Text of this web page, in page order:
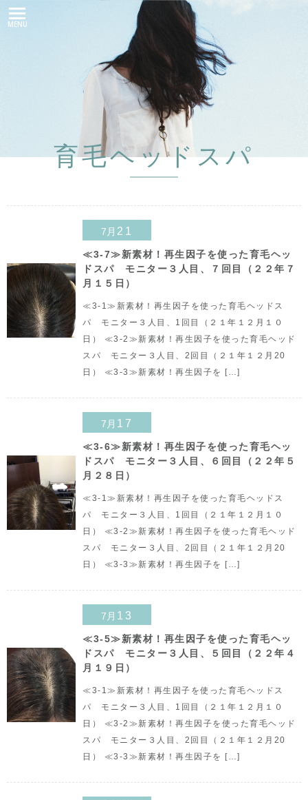
MENU
育毛ヘッドスパ
7月 21
≪3-7≫新素材！再生因子を使った育毛ヘッ
ドスパ モニター３人目、７回目（２２年７
月１５日）
≪3-1≫新素材！再生因子を使った育毛ヘッドス
パ モニター３人目、1回目（２１年１２月１０
日） ≪3-2≫新素材！再生因子を使った育毛ヘッド
スパ モニター３人目、2回目（２１年１２月20
日） ≪3-3≫新素材！再生因子を […]
7月 17
≪3-6≫新素材！再生因子を使った育毛ヘッ
ドスパ モニター３人目、６回目（２２年５
月２８日）
≪3-1≫新素材！再生因子を使った育毛ヘッドス
パ モニター３人目、1回目（２１年１２月１０
日） ≪3-2≫新素材！再生因子を使った育毛ヘッド
スパ モニター３人目、2回目（２１年１２月20
日） ≪3-3≫新素材！再生因子を […]
7月 13
≪3-5≫新素材！再生因子を使った育毛ヘッ
ドスパ モニター３人目、５回目（２２年４
月１９日）
≪3-1≫新素材！再生因子を使った育毛ヘッドス
パ モニター３人目、1回目（２１年１２月１０
日） ≪3-2≫新素材！再生因子を使った育毛ヘッド
スパ モニター３人目、2回目（２１年１２月20
日） ≪3-3≫新素材！再生因子を […]